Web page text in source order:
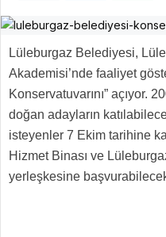
Lüleburgaz Belediyesi,
Akademisi’nde faaliyet
Konservatuvarını” açıyor.
doğan adayların
isteyenler 7 Ekim tarihine
Hizmet Binası ve
yerleşkesine